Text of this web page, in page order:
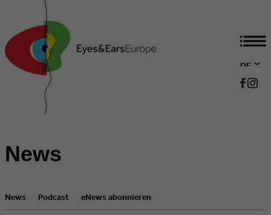
DE
EN
News
News Podcast eNews abonnieren